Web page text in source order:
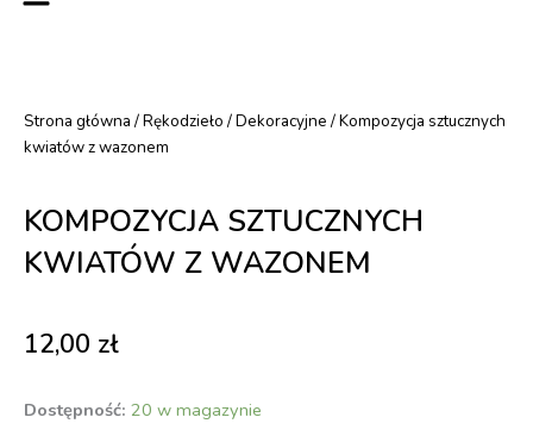
Strona główna /Rękodzieło /Dekoracyjne / Kompozycja sztucznych
kwiatów z wazonem
KOMPOZYCJA SZTUCZNYCH
KWIATÓW Z WAZONEM
12,00 zł
Dostępność: 20 w magazynie
ilość